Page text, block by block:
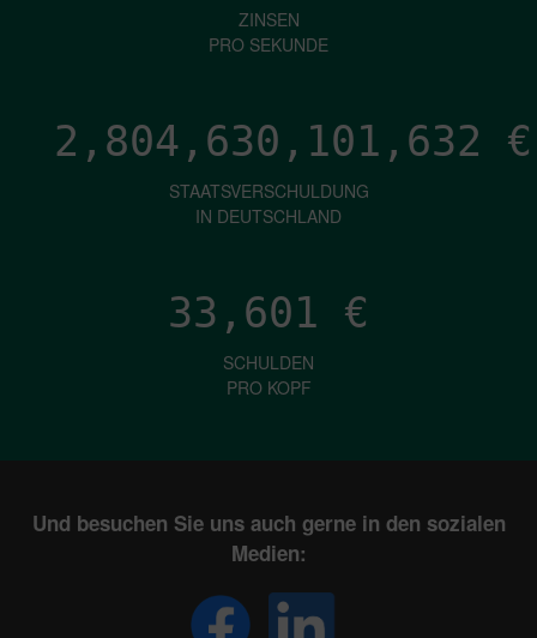
ZINSEN
PRO SEKUNDE
2,804,630,103,734 €
STAATSVERSCHULDUNG
IN DEUTSCHLAND
33,601 €
SCHULDEN
PRO KOPF
Und besuchen Sie uns auch gerne in den sozialen
Medien: